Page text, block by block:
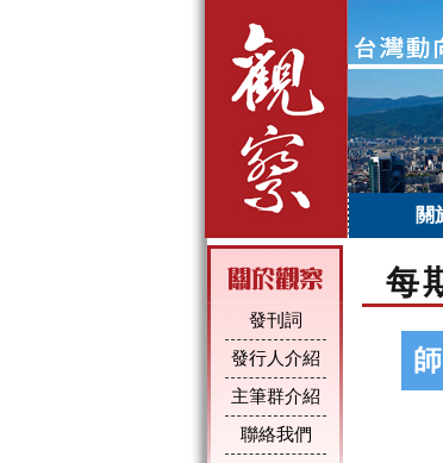
關
發刊詞
發行人介紹
主筆群介紹
聯絡我們
每